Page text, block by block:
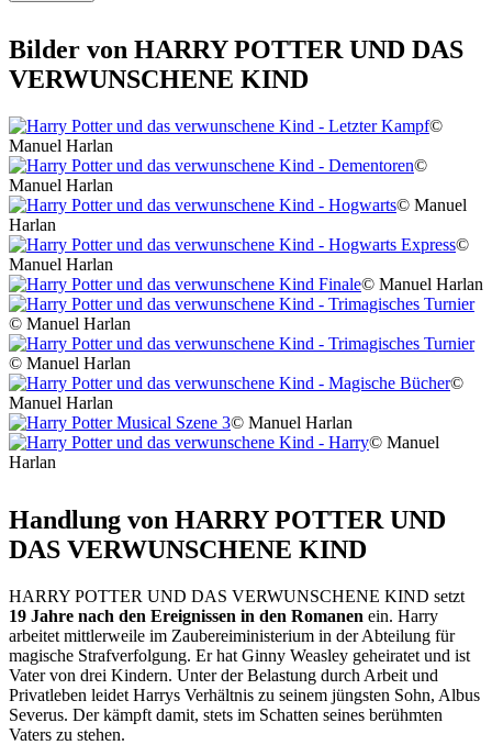
Bilder von HARRY POTTER UND DAS
VERWUNSCHENE KIND
©
Manuel Harlan
©
Manuel Harlan
© Manuel
Harlan
©
Manuel Harlan
© Manuel Harlan
© Manuel Harlan
© Manuel Harlan
©
Manuel Harlan
© Manuel Harlan
© Manuel
Harlan
Handlung von HARRY POTTER UND
DAS VERWUNSCHENE KIND
HARRY POTTER UND DAS VERWUNSCHENE KIND setzt
19 Jahre nach den Ereignissen in den Romanen ein. Harry
arbeitet mittlerweile im Zaubereiministerium in der Abteilung für
magische Strafverfolgung. Er hat Ginny Weasley geheiratet und ist
Vater von drei Kindern. Unter der Belastung durch Arbeit und
Privatleben leidet Harrys Verhältnis zu seinem jüngsten Sohn, Albus
Severus. Der kämpft damit, stets im Schatten seines berühmten
Vaters zu stehen.